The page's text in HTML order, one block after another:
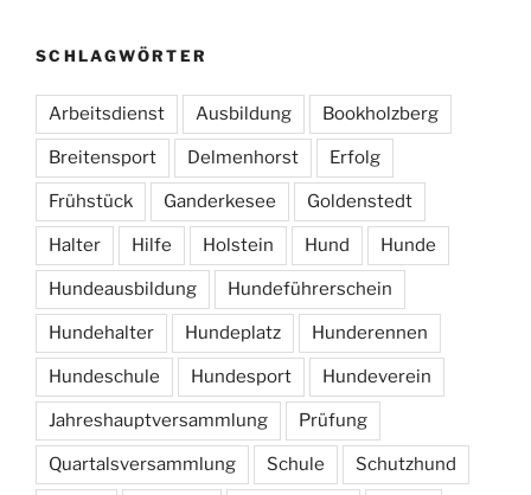
SCHLAGWÖRTER
Arbeitsdienst Ausbildung Bookholzberg
Breitensport Delmenhorst Erfolg
Frühstück Ganderkesee Goldenstedt
Halter Hilfe Holstein Hund Hunde
Hundeausbildung Hundeführerschein
Hundehalter Hundeplatz Hunderennen
Hundeschule Hundesport Hundeverein
Jahreshauptversammlung Prüfung
Quartalsversammlung Schule Schutzhund